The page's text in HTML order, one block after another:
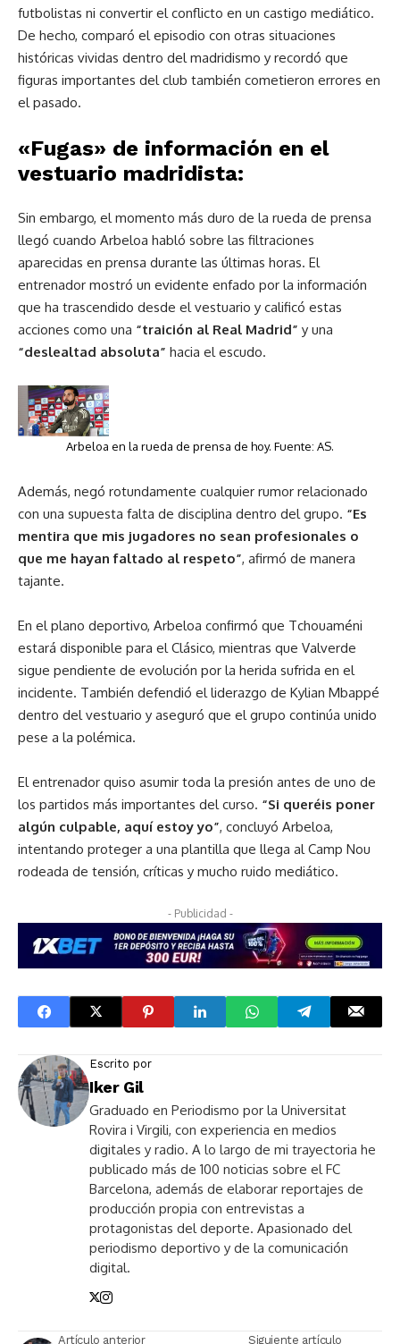
futbolistas ni convertir el conflicto en un castigo mediático.
De hecho, comparó el episodio con otras situaciones
históricas vividas dentro del madridismo y recordó que
figuras importantes del club también cometieron errores en
el pasado.
«Fugas» de información en el
vestuario madridista:
Sin embargo, el momento más duro de la rueda de prensa
llegó cuando Arbeloa habló sobre las filtraciones
aparecidas en prensa durante las últimas horas. El
entrenador mostró un evidente enfado por la información
que ha trascendido desde el vestuario y calificó estas
acciones como una “traición al Real Madrid” y una
“deslealtad absoluta” hacia el escudo.
Arbeloa en la rueda de prensa de hoy. Fuente: AS.
Además, negó rotundamente cualquier rumor relacionado
con una supuesta falta de disciplina dentro del grupo. “Es
mentira que mis jugadores no sean profesionales o
que me hayan faltado al respeto”, afirmó de manera
tajante.
En el plano deportivo, Arbeloa confirmó que Tchouaméni
estará disponible para el Clásico, mientras que Valverde
sigue pendiente de evolución por la herida sufrida en el
incidente. También defendió el liderazgo de Kylian Mbappé
dentro del vestuario y aseguró que el grupo continúa unido
pese a la polémica.
El entrenador quiso asumir toda la presión antes de uno de
los partidos más importantes del curso. “Si queréis poner
algún culpable, aquí estoy yo”, concluyó Arbeloa,
intentando proteger a una plantilla que llega al Camp Nou
rodeada de tensión, críticas y mucho ruido mediático.
- Publicidad -
Escrito por
Iker Gil
Graduado en Periodismo por la Universitat
Rovira i Virgili, con experiencia en medios
digitales y radio. A lo largo de mi trayectoria he
publicado más de 100 noticias sobre el FC
Barcelona, además de elaborar reportajes de
producción propia con entrevistas a
protagonistas del deporte. Apasionado del
periodismo deportivo y de la comunicación
digital.
Artículo anterior Siguiente artículo